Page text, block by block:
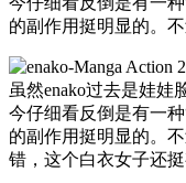
的副作用挺明显的。
虽然enako过去是娃娃
今仔细看反倒是有一
的副作用挺明显的。
错，这个白衣女子还